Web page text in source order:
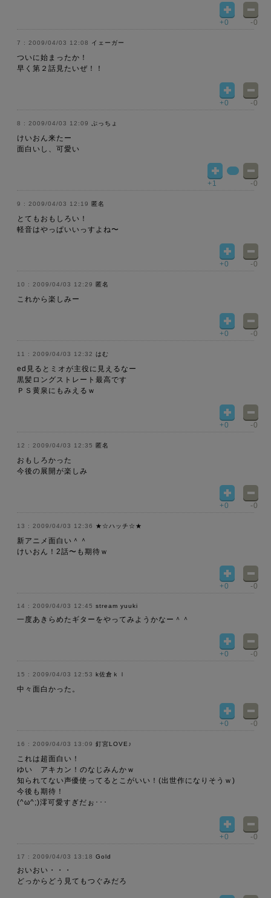
+0 -0
2009/04/03 12:08 イェーガー
ついに始まったか！
早く第２話見たいぜ！！
+0 -0
2009/04/03 12:09 ぷっちょ
けいおん来たー
面白いし、可愛い
+1 -0
2009/04/03 12:19 匿名
とてもおもしろい！
軽音はやっぱいいっすよね〜
+0 -0
2009/04/03 12:29 匿名
これから楽しみー
+0 -0
2009/04/03 12:32 はむ
ed見るとミオが主役に見えるなー
黒髪ロングストレート最高です
ＰＳ黄泉にもみえるｗ
+0 -0
2009/04/03 12:35 匿名
おもしろかった
今後の展開が楽しみ
+0 -0
2009/04/03 12:36 ★☆ハッチ☆★
新アニメ面白い＾＾
けいおん！2話〜も期待ｗ
+0 -0
2009/04/03 12:45 stream yuuki
一度あきらめたギターをやってみようかなー＾＾
+0 -0
2009/04/03 12:53 k佐倉ｋｌ
中々面白かった。
+0 -0
2009/04/03 13:09 釘宮LOVE♪
これは超面白い！
ゆい アキカン！のなじみんかｗ
知られてない声優使ってるとこがいい！(出世作になりそうｗ)
今後も期待！
(^ω^;)澪可愛すぎだぉ･･･
+0 -0
2009/04/03 13:18 Gold
おいおい・・・
どっからどう見てもつぐみだろ